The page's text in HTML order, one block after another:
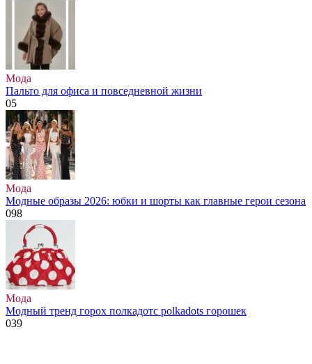
Мода
Пальто для офиса и повседневной жизни
05
Мода
Модные образы 2026: юбки и шорты как главные герои сезона
098
Мода
Модный тренд горох полкадотс polkadots горошек
039